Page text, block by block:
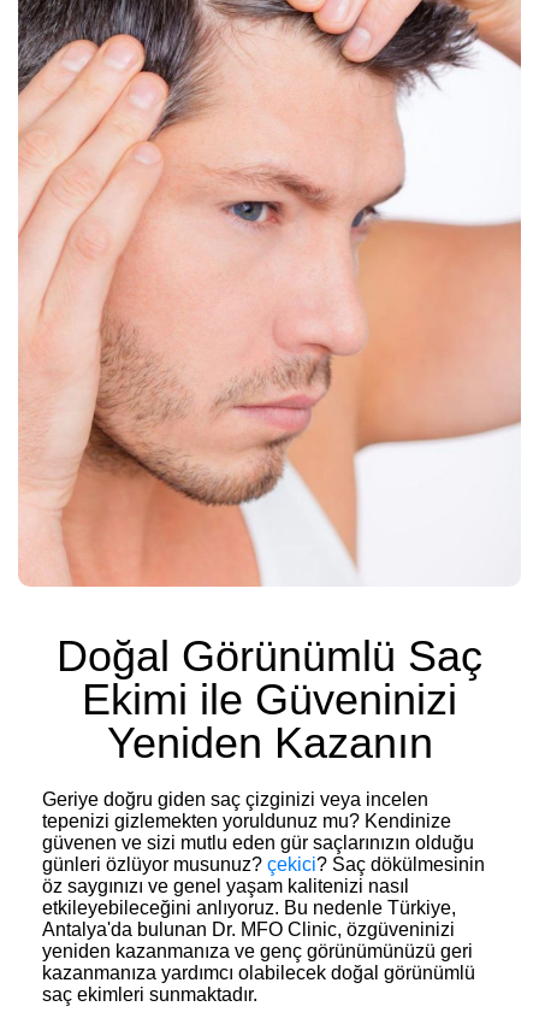
Doğal Görünümlü Saç
Ekimi ile Güveninizi
Yeniden Kazanın
Geriye doğru giden saç çizginizi veya incelen
tepenizi gizlemekten yoruldunuz mu? Kendinize
güvenen ve sizi mutlu eden gür saçlarınızın olduğu
günleri özlüyor musunuz? çekici? Saç dökülmesinin
öz saygınızı ve genel yaşam kalitenizi nasıl
etkileyebileceğini anlıyoruz. Bu nedenle Türkiye,
Antalya'da bulunan Dr. MFO Clinic, özgüveninizi
yeniden kazanmanıza ve genç görünümünüzü geri
kazanmanıza yardımcı olabilecek doğal görünümlü
saç ekimleri sunmaktadır.